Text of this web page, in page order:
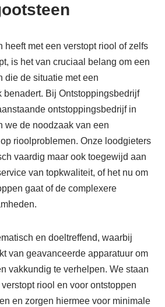
heeft met een verstopt riool of zelfs
is het van cruciaal belang om een
die de situatie met een
benadert. Bij Ontstoppingsbedrijf
ontstoppingsbedrijf in
we de noodzaak van een
rioolproblemen. Onze loodgieters
vaardig maar ook toegewijd aan
van topkwaliteit, of het nu om
gaat of de complexere
en doeltreffend, waarbij
van geavanceerde apparatuur om
vakkundig te verhelpen. We staan
riool en voor ontstoppen
en zorgen hiermee voor minimale